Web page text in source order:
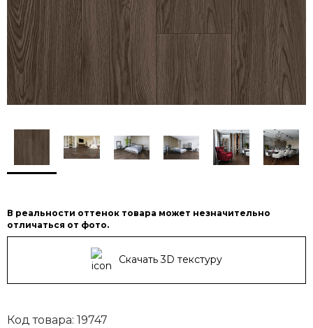
В реальности оттенок товара может незначительно
отличаться от фото.
Скачать 3D текстуру
Код товара: 19747